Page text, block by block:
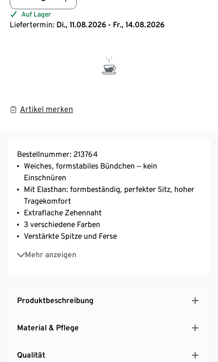
Auf Lager
Liefertermin: Di., 11.08.2026 - Fr., 14.08.2026
Artikel merken
Bestellnummer: 213764
Weiches, formstabiles Bündchen ‒ kein
Einschnüren
Mit Elasthan: formbeständig, perfekter Sitz, hoher
Tragekomfort
Extraflache Zehennaht
3 verschiedene Farben
Verstärkte Spitze und Ferse
Mehr anzeigen
Weiche Qualität mit hohem Baumwollanteil
Produktbeschreibung
Material & Pflege
Qualität